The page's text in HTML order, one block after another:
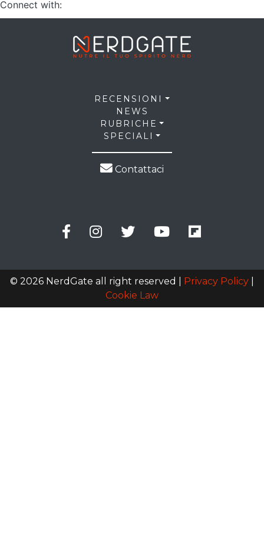
Connect with:
RECENSIONI
NEWS
RUBRICHE
SPECIALI
Contattaci
© 2026 NerdGate all right reserved | Privacy Policy
Cookie Law